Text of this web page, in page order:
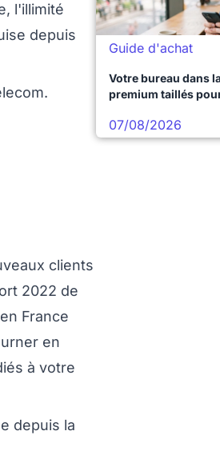
l'illimité
depuis
clients
2022 de
France
en
à votre
depuis la
Guide d'achat
Votre bureau dans
premium taillés
07/08/2026